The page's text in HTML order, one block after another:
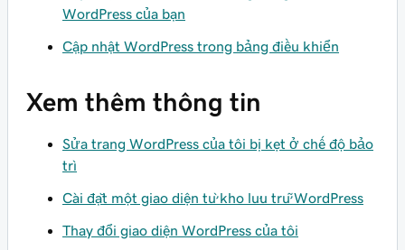
WordPress của bạn
Cập nhật WordPress trong bảng điều khiển
Xem thêm thông tin
Sửa trang WordPress của tôi bị kẹt ở chế độ bảo
trì
Cài đặt một giao diện từ kho lưu trữ WordPress
Thay đổi giao diện WordPress của tôi